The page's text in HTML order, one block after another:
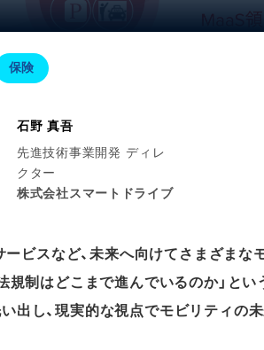
保険
石野 真吾
先進技術事業開発 ディレ
クター
株式会社スマートドライブ
ビスなど、未来へ向けてさまざまな
規制はどこまで進んでいるのか」と
し、現実的な視点でモビリティの